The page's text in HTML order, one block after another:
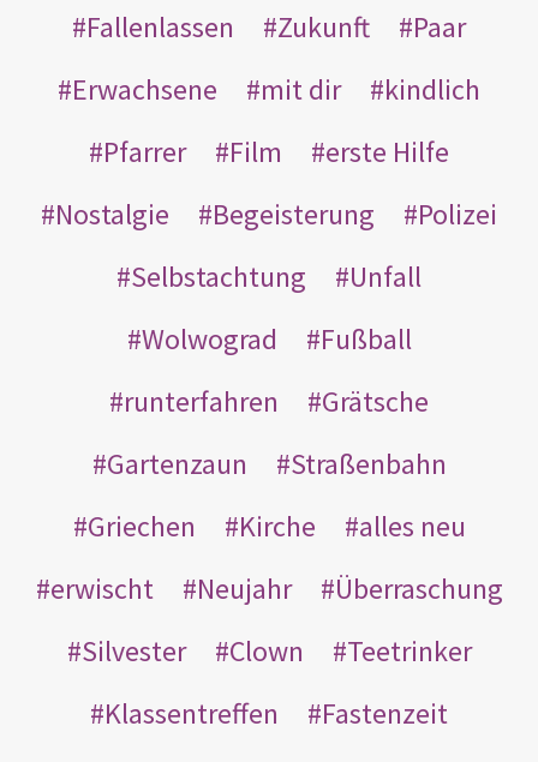
Fallenlassen
Zukunft
Paar
Erwachsene
mit dir
kindlich
Pfarrer
Film
erste Hilfe
Nostalgie
Begeisterung
Polizei
Selbstachtung
Unfall
Wolwograd
Fußball
runterfahren
Grätsche
Gartenzaun
Straßenbahn
Griechen
Kirche
alles neu
erwischt
Neujahr
Überraschung
Silvester
Clown
Teetrinker
Klassentreffen
Fastenzeit